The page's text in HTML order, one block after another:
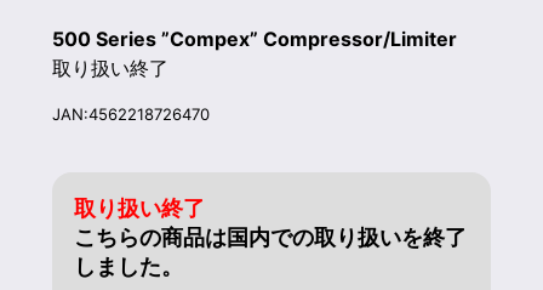
500 Series ”Compex” Compressor/Limiter
取り扱い終了
JAN:4562218726470
取り扱い終了
こちらの商品は国内での取り扱いを終了
しました。